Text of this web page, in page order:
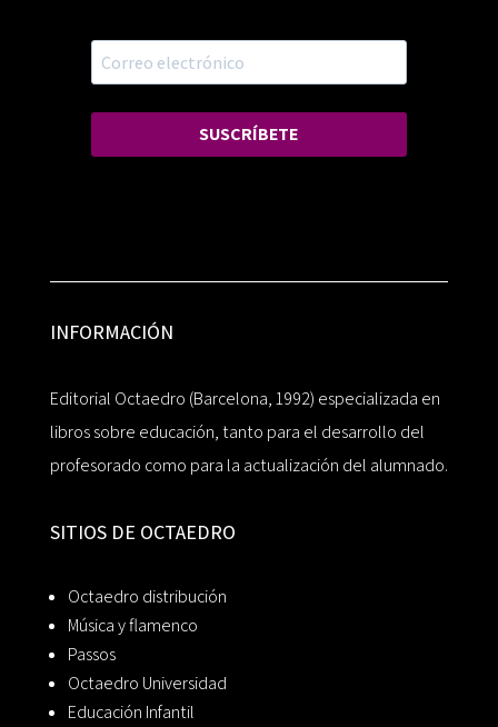
SUSCRÍBETE
INFORMACIÓN
Editorial Octaedro (Barcelona, 1992) especializada en
libros sobre educación, tanto para el desarrollo del
profesorado como para la actualización del alumnado.
SITIOS DE OCTAEDRO
Octaedro distribución
Música y flamenco
Passos
Octaedro Universidad
Educación Infantil